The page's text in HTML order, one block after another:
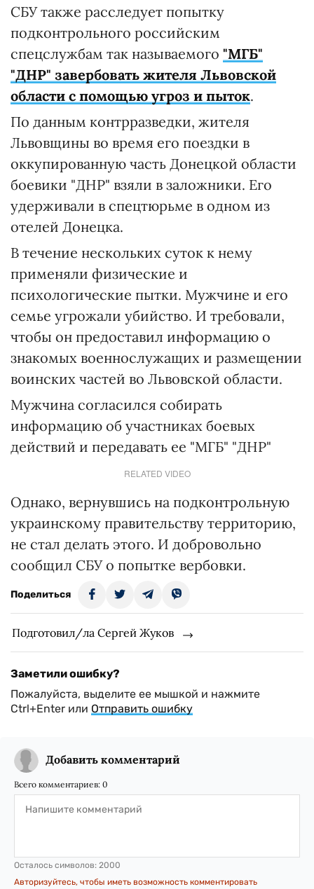
СБУ также расследует попытку
подконтрольного российским
спецслужбам так называемого "МГБ"
"ДНР" завербовать жителя Львовской
области с помощью угроз и пыток.
По данным контрразведки, жителя
Львовщины во время его поездки в
оккупированную часть Донецкой области
боевики "ДНР" взяли в заложники. Его
удерживали в спецтюрьме в одном из
отелей Донецка.
В течение нескольких суток к нему
применяли физические и
психологические пытки. Мужчине и его
семье угрожали убийство. И требовали,
чтобы он предоставил информацию о
знакомых военнослужащих и размещении
воинских частей во Львовской области.
Мужчина согласился собирать
информацию об участниках боевых
действий и передавать ее "МГБ" "ДНР"
RELATED VIDEO
Однако, вернувшись на подконтрольную
украинскому правительству территорию,
не стал делать этого. И добровольно
сообщил СБУ о попытке вербовки.
Поделиться
Подготовил/ла Сергей Жуков
Заметили ошибку?
Пожалуйста, выделите ее мышкой и нажмите
Ctrl+Enter или Отправить ошибку
Добавить комментарий
Всего комментариев: 0
Осталось символов: 2000
Авторизуйтесь, чтобы иметь возможность комментировать